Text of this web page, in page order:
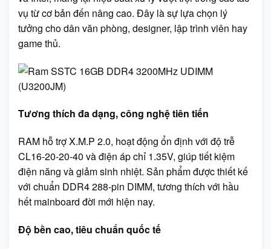
vụ từ cơ bản đến nâng cao. Đây là sự lựa chọn lý
tưởng cho dân văn phòng, designer, lập trình viên hay
game thủ.
Tương thích đa dạng, công nghệ tiên tiến
RAM hỗ trợ X.M.P 2.0, hoạt động ổn định với độ trễ
CL16-20-20-40 và điện áp chỉ 1.35V, giúp tiết kiệm
điện năng và giảm sinh nhiệt. Sản phẩm được thiết kế
với chuẩn DDR4 288-pin DIMM, tương thích với hầu
hết mainboard đời mới hiện nay.
Độ bền cao, tiêu chuẩn quốc tế